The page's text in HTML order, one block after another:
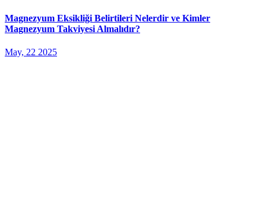
Magnezyum Eksikliği Belirtileri Nelerdir ve Kimler
Magnezyum Takviyesi Almalıdır?
May, 22 2025